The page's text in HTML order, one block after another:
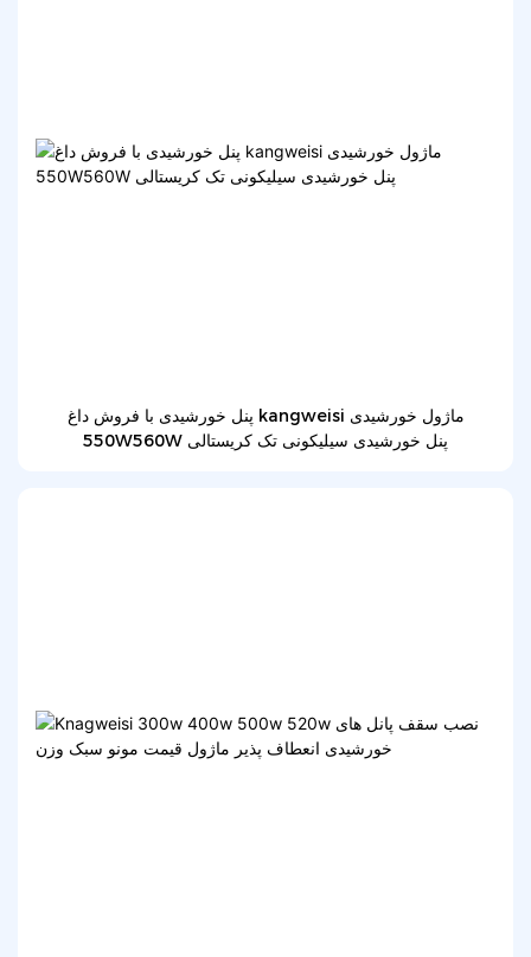
پنل خورشیدی با فروش داغ kangweisi ماژول خورشیدی
550W560W پنل خورشیدی سیلیکونی تک کریستالی